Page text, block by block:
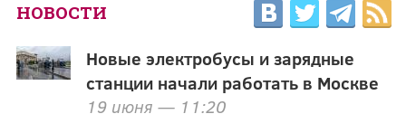
НОВОСТИ
Новые электробусы и зарядные
станции начали работать в Москве
19 июня — 11:20